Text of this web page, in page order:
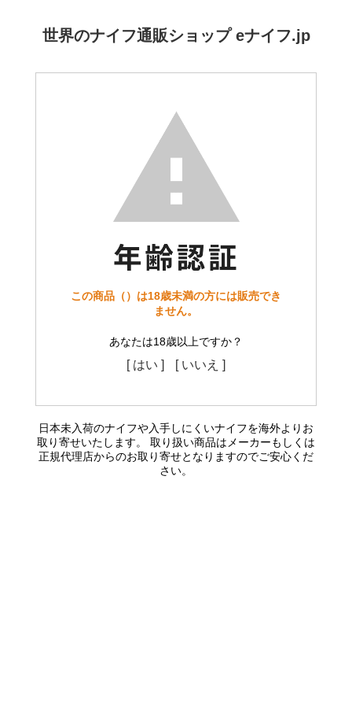
世界のナイフ通販ショップ eナイフ.jp
この商品（）は18歳未満の方には販売でき
ません。
あなたは18歳以上ですか？
[ はい ] [ いいえ ]
日本未入荷のナイフや入手しにくいナイフを海外よりお
取り寄せいたします。 取り扱い商品はメーカーもしくは
正規代理店からのお取り寄せとなりますのでご安心くだ
さい。